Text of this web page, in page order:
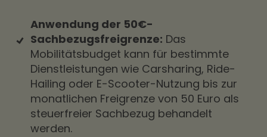
Anwendung der 50€-
Sachbezugsfreigrenze: Das
Mobilitätsbudget kann für bestimmte
Dienstleistungen wie Carsharing, Ride-
Hailing oder E-Scooter-Nutzung bis zur
monatlichen Freigrenze von 50 Euro als
steuerfreier Sachbezug behandelt
werden.